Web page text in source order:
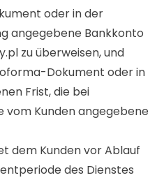
oder in der
angegebene Bankkonto
zu überweisen, und
Dokument oder in
Frist, die bei
vom Kunden angegebene
dem Kunden vor Ablauf
des Dienstes